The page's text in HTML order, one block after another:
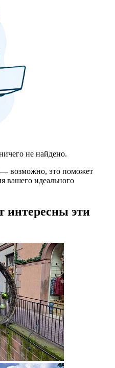
не найдено.
возможно, это поможет
вашего идеального
интересны эти